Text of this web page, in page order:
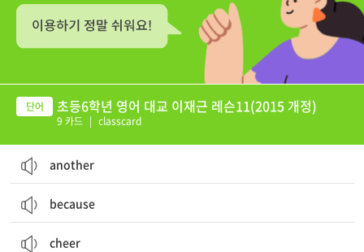
초등6학년 영어 대교 이재근 레슨11(2015 개정)
9 카드 | classcard
another
because
cheer